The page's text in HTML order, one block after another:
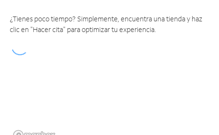
¿Tienes poco tiempo? Simplemente, encuentra una tienda y haz
clic en "Hacer cita" para optimizar tu experiencia.